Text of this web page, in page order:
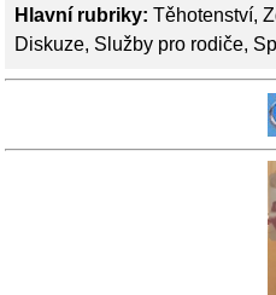
Hlavní rubriky: Těhotenství,
Diskuze, Služby pro rodiče,